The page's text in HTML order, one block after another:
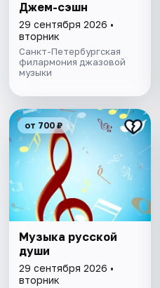
Джем-сэшн
29 сентября 2026 •
вторник
Санкт-Петербургская
филармония джазовой
музыки
от 700 ₽
Музыка русской
души
29 сентября 2026 •
вторник